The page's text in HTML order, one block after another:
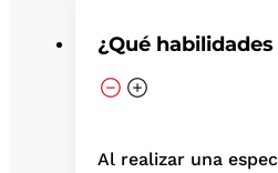
¿Qué
Al realizar una